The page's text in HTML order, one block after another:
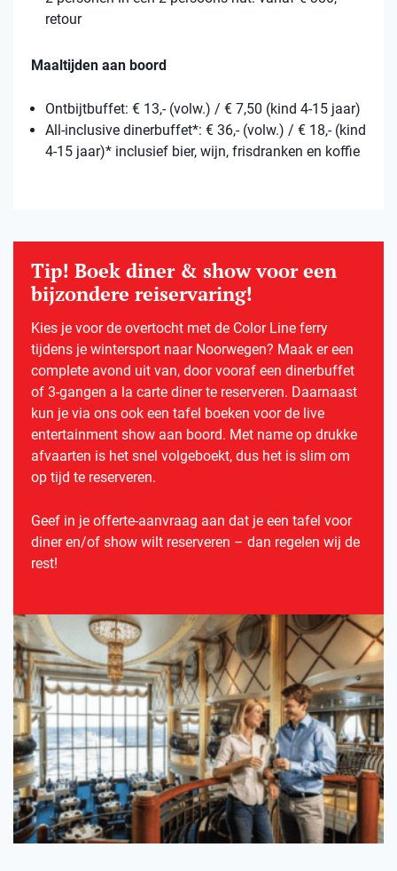
retour
Maaltijden aan boord
Ontbijtbuffet: € 13,- (volw.) / € 7,50 (kind 4-15 jaar)
All-inclusive dinerbuffet*: € 36,- (volw.) / € 18,- (kind
4-15 jaar)* inclusief bier, wijn, frisdranken en koffie
Tip! Boek diner & show voor een
bijzondere reiservaring!
Kies je voor de overtocht met de Color Line ferry
tijdens je wintersport naar Noorwegen? Maak er een
complete avond uit van, door vooraf een dinerbuffet
of 3-gangen a la carte diner te reserveren. Daarnaast
kun je via ons ook een tafel boeken voor de live
entertainment show aan boord. Met name op drukke
afvaarten is het snel volgeboekt, dus het is slim om
op tijd te reserveren.
Geef in je offerte-aanvraag aan dat je een tafel voor
diner en/of show wilt reserveren – dan regelen wij de
rest!